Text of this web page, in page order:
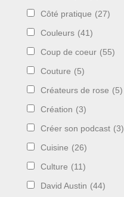
Côté pratique (27)
Couleurs (41)
Coup de coeur (55)
Couture (5)
Créateurs de rose (5)
Création (3)
Créer son podcast (3)
Cuisine (26)
Culture (11)
David Austin (44)